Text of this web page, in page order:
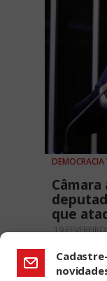
DEMOCRACIA
que
19